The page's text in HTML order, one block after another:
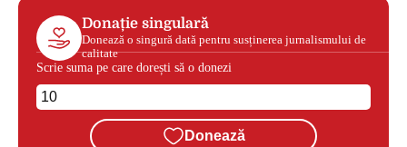
Donație singulară
Donează o singură dată pentru susținerea jurnalismului de
calitate
Scrie suma pe care dorești să o donezi
Donează